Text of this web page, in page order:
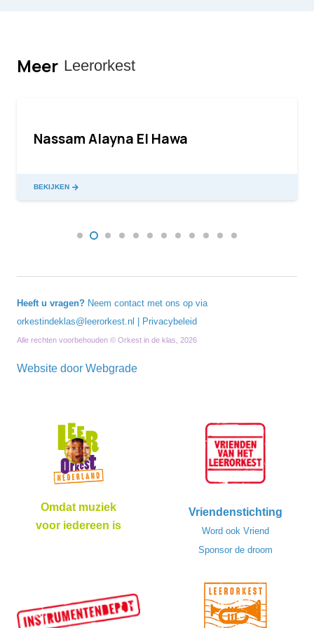
Meer Leerorkest
Nassam Alayna El Hawa
BEKIJKEN
Omdat muziek
voor iedereen is
Vriendenstichting
Word ook Vriend
Sponsor de droom
Heeft u vragen? Neem contact met ons op via
orkestindeklas@leerorkest.nl
Privacybeleid
Alle rechten voorbehouden © Orkest in de klas, 2026
Website door Webgrade